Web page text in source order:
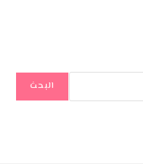
البحث